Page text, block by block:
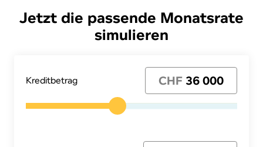
Jetzt die passende Monatsrate
simulieren
Kre­dit­be­trag CHF 36 000